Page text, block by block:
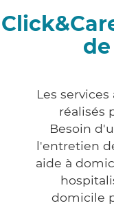
Les
réalisés
Besoin
l'entretien
aide à
domicile